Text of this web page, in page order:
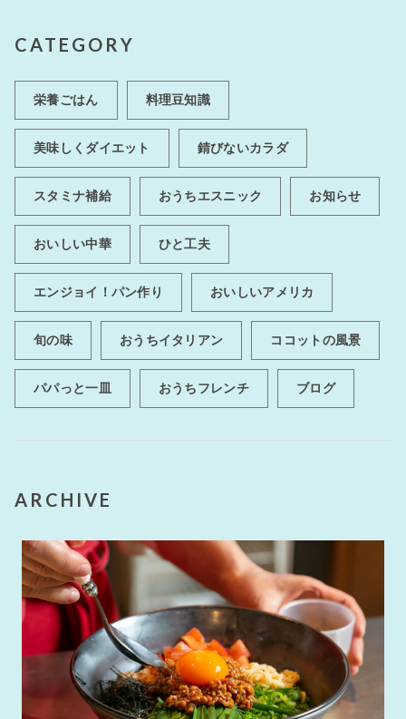
CATEGORY
栄養ごはん 料理豆知識
美味しくダイエット 錆びないカラダ
スタミナ補給 おうちエスニック お知らせ
おいしい中華 ひと工夫
エンジョイ！パン作り おいしいアメリカ
旬の味 おうちイタリアン ココットの風景
パパっと一皿 おうちフレンチ ブログ
ARCHIVE